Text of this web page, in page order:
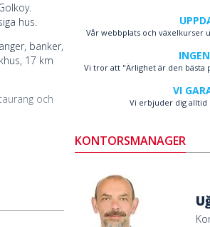
hus.
banker,
17 km
och
Vår webbplats och växelkurser
Vi tror att "Ärlighet är den bästa
VI
Vi erbjuder dig alltid
KONTORSMANAGER